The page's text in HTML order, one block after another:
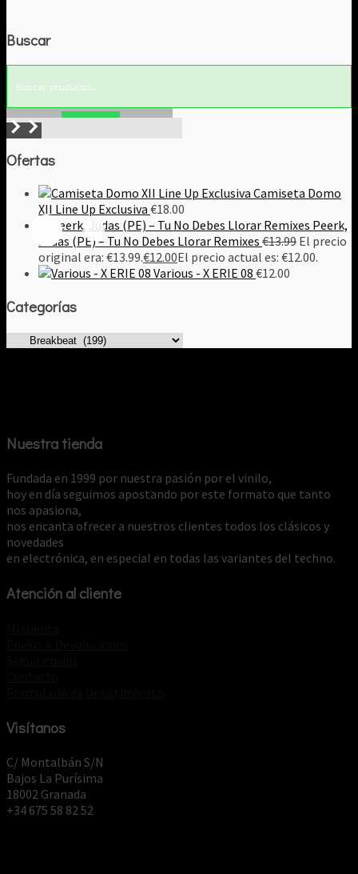
Buscar
Ofertas
Camiseta Domo
XII Line Up Exclusiva €18.00
Peerk,
Judas (PE) – Tu No Debes Llorar Remixes €13.99 El precio
original era: €13.99.€12.00El precio actual es: €12.00.
Various - X ERIE 08 €12.00
Categorías
Nuestra tienda
Fundada en 1999 por nuestra pasión por el vinilo,
hoy en día seguimos apostando por este formato que tanto
nos apasiona,
nos encanta ofrecer a nuestros clientes todos los clásicos y
novedades
en electrónica, en especial en todas las variantes del techno.
Atención al cliente
Visítanos
C/ Montalbán S/N
Bajos La Purísima
18002 Granada
+34 675 58 82 52